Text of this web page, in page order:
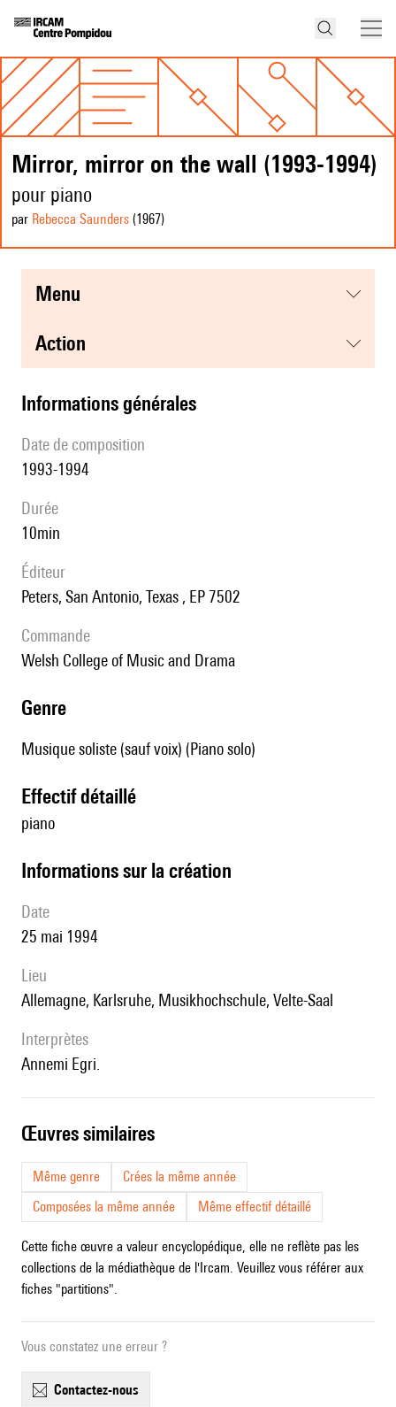
Mirror, mirror on the wall (1993-1994)
pour piano
par Rebecca Saunders (1967)
menu
action
informations générales
date de composition
1993-1994
durée
10min
éditeur
Peters, San Antonio, Texas , EP 7502
Commande
Welsh College of Music and Drama
genre
Musique soliste (sauf voix) (Piano solo)
effectif détaillé
piano
informations sur la création
date
25 mai 1994
lieu
Allemagne, Karlsruhe, Musikhochschule, Velte-Saal
interprètes
Annemi Egri.
œuvres similaires
Même genre
Crées la même année
Composées la même année
Même effectif détaillé
Cette fiche œuvre a valeur encyclopédique, elle ne reflète pas les
collections de la médiathèque de l'Ircam. Veuillez vous référer aux
fiches "partitions".
Vous constatez une erreur ?
contactez-nous